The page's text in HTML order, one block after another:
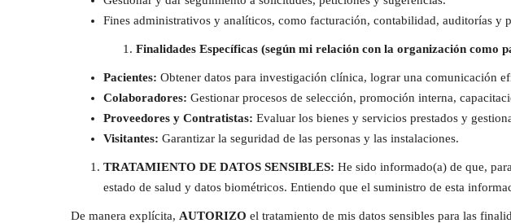
Fines administrativos y analíticos, como facturación, contabilidad, auditorías y
Finalidades Específicas (según mi relación con la organización como
Pacientes: Obtener datos para investigación clínica, lograr una comunicación
Colaboradores: Gestionar procesos de selección, promoción interna,
Proveedores y Contratistas: Evaluar los bienes y servicios prestados y
Visitantes: Garantizar la seguridad de las personas y las instalaciones.
TRATAMIENTO DE DATOS SENSIBLES: He sido informado(a) de que,
estado de salud y datos biométricos. Entiendo que el suministro de esta
De manera explícita, AUTORIZO el tratamiento de mis datos sensibles para las